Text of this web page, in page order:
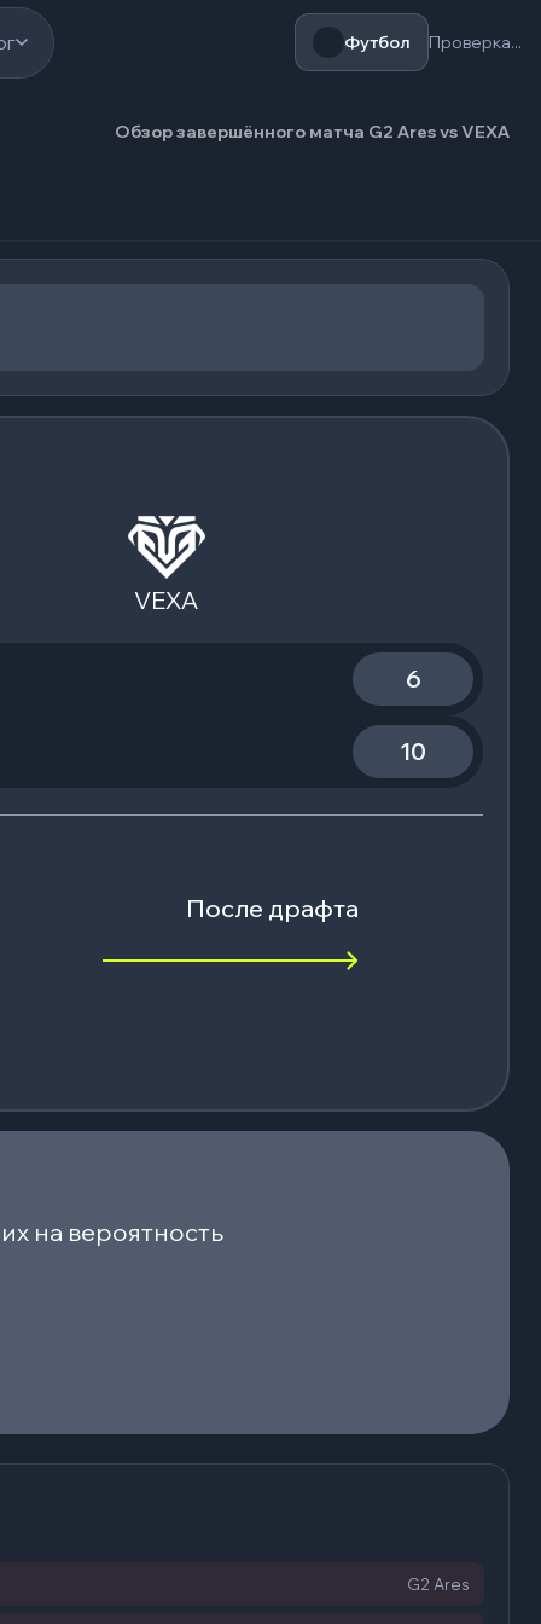
Футбол Проверка...
Обзор завершённого матча G2 Ares vs VEXA
VEXA
6
10
После драфта
на вероятность
G2 Ares